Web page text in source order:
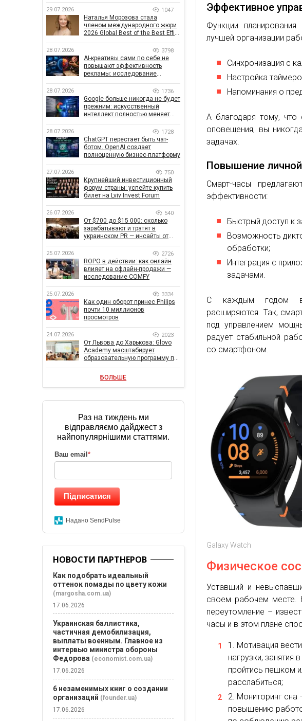
Эффективное
Функции
лучшей организации
Синхронизация с
Настройка
Напоминания о
А благодаря тому, что
оповещения, вы
задачах.
Повышение
Смарт-часы
эффективности:
Быстрый доступ к
Возможность
обработки;
Интеграция с
задачами.
С каждым годом
расширяются. Так,
под управлением
радует стабильной
со смартфоном.
Galaxy Watch
Физическое
Уставший и
своем рабочем месте.
переутомление –
часы и в этом плане
Мотивация
нагрузки, занятия
пройтись пешком
расслабиться;
Мониторинг сна
повышению
29.07.2026 1047
Наталья Морозова стала
членом международного жюри
2026 Global Best of the Best Effie
28.07.2026 3798
AI-креативы сами по себе не
повышают эффективность
рекламы: исследование
влияет на эффективность
кампаний
28.07.2026 1736
Google больше никогда не будет
прежним: искусственный
интеллект полностью меняет
28.07.2026 1728
ChatGPT перестает быть чат-
ботом. OpenAI создает
полноценную бизнес-платформу
27.07.2026 750
Крупнейший инвестиционный
форум страны: успейте купить
билет на Lviv Invest Forum
26.07.2026 540
От $700 до $15 000: сколько
зарабатывают и тратят в
украинском PR — инсайты от
25.07.2026 2726
ROPO в действии: как онлайн
влияет на офлайн-продажи —
исследование COMFY
25.07.2026 3334
Как один оборот принес Philips
почти 10 миллионов
просмотров
24.07.2026 2023
От Львова до Харькова: Glovo
Academy масштабирует
образовательную программу по
бизнеса
БОЛЬШЕ
Раз на тиждень ми
відправляємо дайджест з
найпопулярнішими статтями.
Ваш email *
Підписатися
Надано SendPulse
НОВОСТИ ПАРТНЕРОВ
Как подобрать идеальный
оттенок помады по цвету кожи
(margosha.com.ua)
17.06.2026
Украинская баллистика,
частичная демобилизация,
выплаты военным. Главное из
интервью министра обороны
Федорова (economist.com.ua)
17.06.2026
6 незаменимых книг о создании
организаций (founder.ua)
17.06.2026